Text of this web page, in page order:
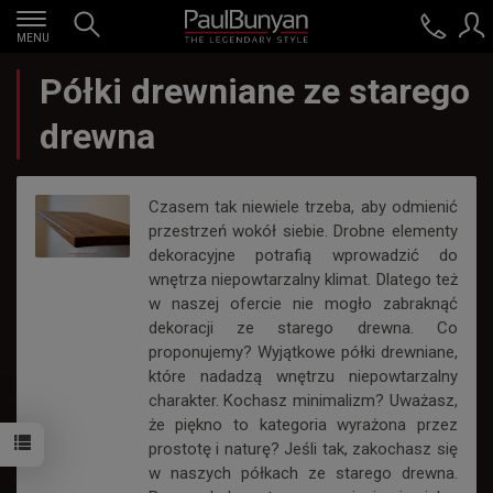
MENU
Półki drewniane ze starego
drewna
Czasem tak niewiele trzeba, aby odmienić
przestrzeń wokół siebie. Drobne elementy
dekoracyjne potrafią wprowadzić do
wnętrza niepowtarzalny klimat. Dlatego też
w naszej ofercie nie mogło zabraknąć
dekoracji ze starego drewna. Co
proponujemy? Wyjątkowe półki drewniane,
które nadadzą wnętrzu niepowtarzalny
charakter. Kochasz minimalizm? Uważasz,
że piękno to kategoria wyrażona przez
prostotę i naturę? Jeśli tak, zakochasz się
w naszych półkach ze starego drewna.